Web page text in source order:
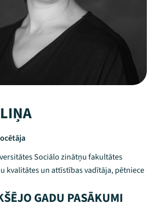
Sociālo zinātņu fakultātes
kvalitātes un attīstības vadītāja, pētniece
GADU PASĀKUMI